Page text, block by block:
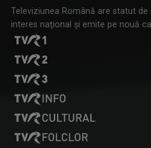
Televiziunea Română are statut
interes naţional şi emite pe nouă